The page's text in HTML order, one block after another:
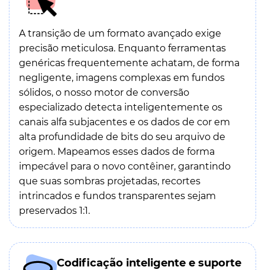
A transição de um formato avançado exige
precisão meticulosa. Enquanto ferramentas
genéricas frequentemente achatam, de forma
negligente, imagens complexas em fundos
sólidos, o nosso motor de conversão
especializado detecta inteligentemente os
canais alfa subjacentes e os dados de cor em
alta profundidade de bits do seu arquivo de
origem. Mapeamos esses dados de forma
impecável para o novo contêiner, garantindo
que suas sombras projetadas, recortes
intrincados e fundos transparentes sejam
preservados 1:1.
Codificação inteligente e suporte